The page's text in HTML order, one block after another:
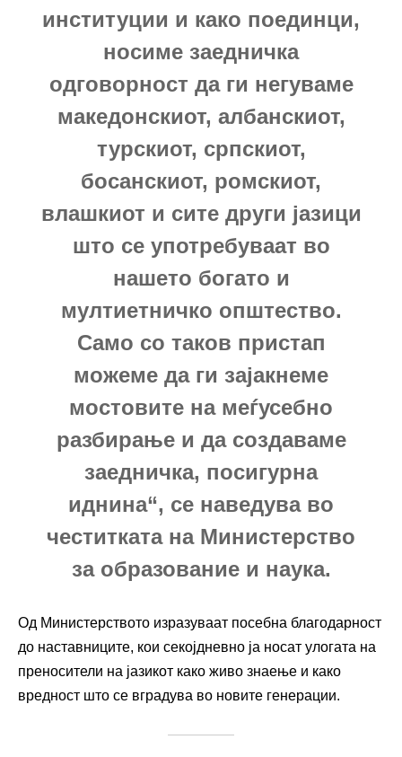
институции и како поединци,
носиме заедничка
одговорност да ги негуваме
македонскиот, албанскиот,
турскиот, српскиот,
босанскиот, ромскиот,
влашкиот и сите други јазици
што се употребуваат во
нашето богато и
мултиетничко општество.
Само со таков пристап
можеме да ги зајакнеме
мостовите на меѓусебно
разбирање и да создаваме
заедничка, посигурна
иднина“, се наведува во
честитката на Министерство
за образование и наука.
Од Министерството изразуваат посебна благодарност
до наставниците, кои секојдневно ја носат улогата на
преносители на јазикот како живо знаење и како
вредност што се вградува во новите генерации.